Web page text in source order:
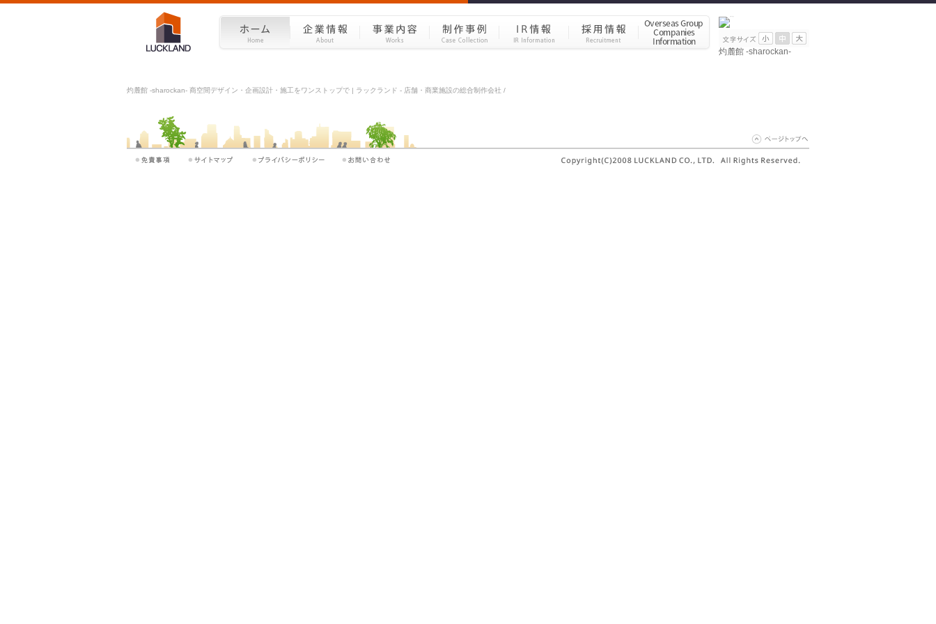
灼麓館 -sharockan-
灼麓館 -sharockan- 商空間デザイン・企画設計・施工をワンストップで | ラックランド - 店舗・商業施設の総合制作会社 /